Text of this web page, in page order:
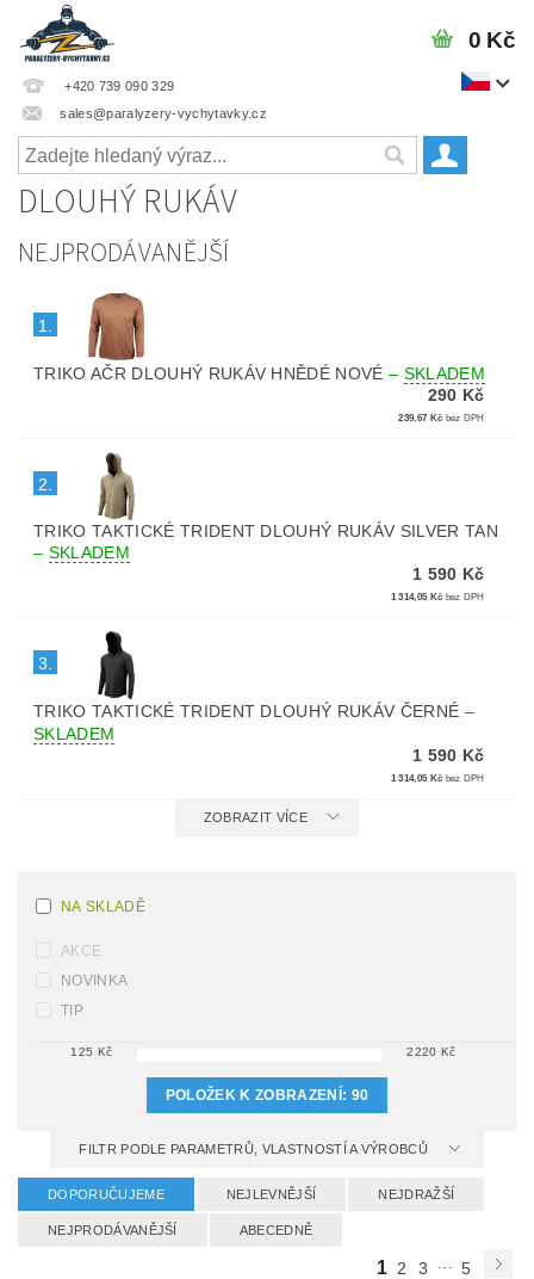
+420 739 090 329
sales@paralyzery-vychytavky.cz
0 Kč
DLOUHÝ RUKÁV
NEJPRODÁVANĚJŠÍ
1.
TRIKO AČR DLOUHÝ RUKÁV HNĚDÉ NOVÉ– SKLADEM
290 Kč
239,67 Kč bez DPH
2.
TRIKO TAKTICKÉ TRIDENT DLOUHÝ RUKÁV SILVER TAN
– SKLADEM
1 590 Kč
1 314,05 Kč bez DPH
3.
TRIKO TAKTICKÉ TRIDENT DLOUHÝ RUKÁV ČERNÉ –
SKLADEM
1 590 Kč
1 314,05 Kč bez DPH
ZOBRAZIT VÍCE
NA SKLADĚ
AKCE
NOVINKA
TIP
125 Kč 2220 Kč
POLOŽEK K ZOBRAZENÍ: 90
FILTR PODLE PARAMETRŮ, VLASTNOSTÍ A VÝROBCŮ
DOPORUČUJEME NEJLEVNĚJŠÍ NEJDRAŽŠÍ
NEJPRODÁVANĚJŠÍ ABECEDNĚ
1 2 3 ... 5